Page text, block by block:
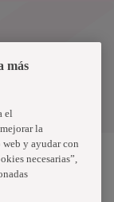
líder en
en todo el
más
el
la
y ayudar con
necesarias”,